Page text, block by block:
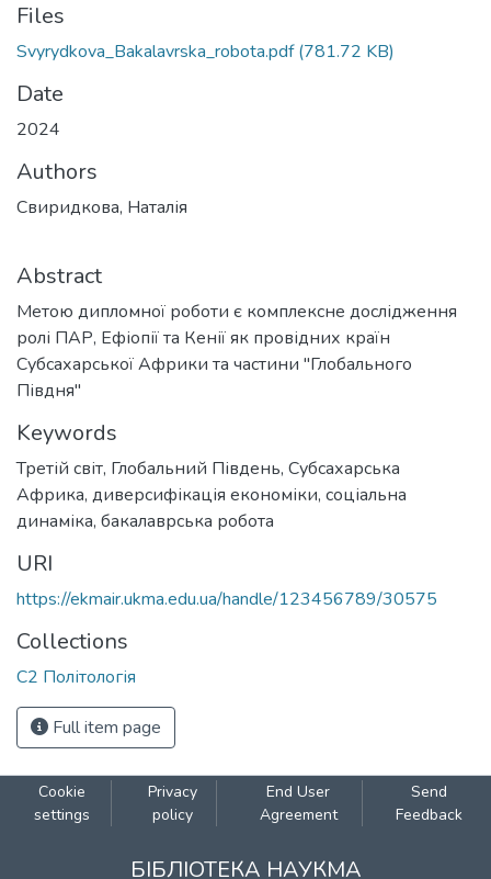
Files
Svyrydkova_Bakalavrska_robota.pdf(781.72 KB)
Date
2024
Authors
Свиридкова, Наталія
Abstract
Метою дипломної роботи є комплексне дослідження
ролі ПАР, Ефіопії та Кенії як провідних країн
Субсахарської Африки та частини "Глобального
Півдня"
Keywords
Третій світ, Глобальний Південь, Субсахарська
Африка, диверсифікація економіки, cоціальна
динаміка, бакалаврська робота
URI
https://ekmair.ukma.edu.ua/handle/123456789/30575
Collections
С2 Політологія
Full item page
Cookie
settings
Privacy
policy
End User
Agreement
Send
Feedback
БІБЛІОТЕКА НАУКМА